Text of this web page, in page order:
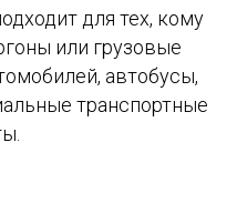
для тех, кому
или грузовые
автобусы,
транспортные